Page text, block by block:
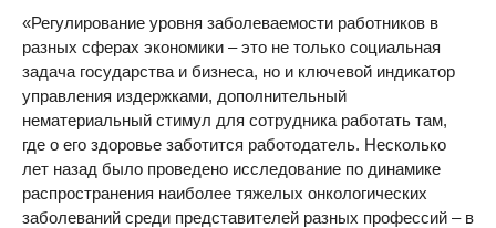
«Регулирование уровня заболеваемости работников в
разных сферах экономики – это не только социальная
задача государства и бизнеса, но и ключевой индикатор
управления издержками, дополнительный
нематериальный стимул для сотрудника работать там,
где о его здоровье заботится работодатель. Несколько
лет назад было проведено исследование по динамике
распространения наиболее тяжелых онкологических
заболеваний среди представителей разных профессий – в